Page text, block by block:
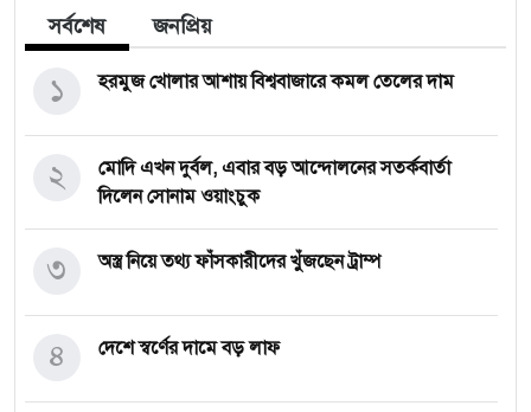
সর্বশেষ জনপ্রিয়
হরমুজ খোলার আশায় বিশ্ববাজারে কমল তেলের দাম
১
মোদি এখন দুর্বল, এবার বড় আন্দোলনের সতর্কবার্তা
দিলেন সোনাম ওয়াংচুক
২
অস্ত্র নিয়ে তথ্য ফাঁসকারীদের খুঁজছেন ট্রাম্প
৩
দেশে স্বর্ণের দামে বড় লাফ
৪